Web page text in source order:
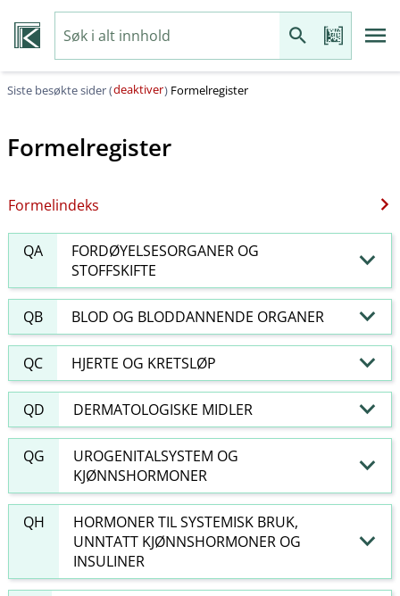
Siste besøkte sider (deaktiver) Formelregister
Formelregister
Formelindeks
QA
FORDØYELSESORGANER OG
STOFFSKIFTE
QB BLOD OG BLODDANNENDE ORGANER
QC HJERTE OG KRETSLØP
QD DERMATOLOGISKE MIDLER
QG
UROGENITALSYSTEM OG
KJØNNSHORMONER
QH
HORMONER TIL SYSTEMISK BRUK,
UNNTATT KJØNNSHORMONER OG
INSULINER